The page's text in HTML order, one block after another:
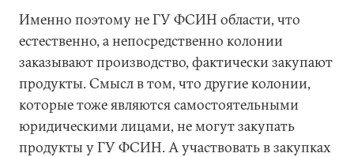
Именно поэтому не ГУ ФСИН области, что
естественно, а непосредственно колонии
заказывают производство, фактически закупают
продукты. Смысл в том, что другие колонии,
которые тоже являются самостоятельными
юридическими лицами, не могут закупать
продукты у ГУ ФСИН. А участвовать в закупках